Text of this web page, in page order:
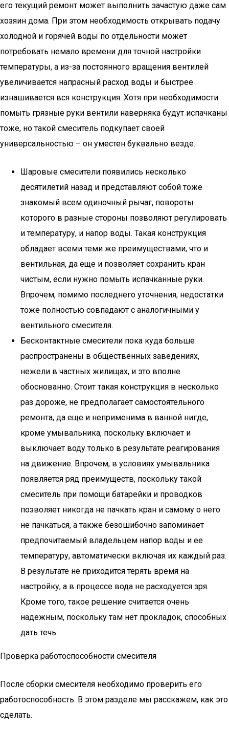
его текущий ремонт может выполнить зачастую даже сам
хозяин дома. При этом необходимость открывать подачу
холодной и горячей воды по отдельности может
потребовать немало времени для точной настройки
температуры, а из-за постоянного вращения вентилей
увеличивается напрасный расход воды и быстрее
изнашивается вся конструкция. Хотя при необходимости
помыть грязные руки вентили наверняка будут испачканы
тоже, но такой смеситель подкупает своей
универсальностью – он уместен буквально везде.
Шаровые смесители появились несколько
десятилетий назад и представляют собой тоже
знакомый всем одиночный рычаг, повороты
которого в разные стороны позволяют регулировать
и температуру, и напор воды. Такая конструкция
обладает всеми теми же преимуществами, что и
вентильная, да еще и позволяет сохранить кран
чистым, если нужно помыть испачканные руки.
Впрочем, помимо последнего уточнения, недостатки
тоже полностью совпадают с аналогичными у
вентильного смесителя.
Бесконтактные смесители пока куда больше
распространены в общественных заведениях,
нежели в частных жилищах, и это вполне
обоснованно. Стоит такая конструкция в несколько
раз дороже, не предполагает самостоятельного
ремонта, да еще и неприменима в ванной нигде,
кроме умывальника, поскольку включает и
выключает воду только в результате реагирования
на движение. Впрочем, в условиях умывальника
появляется ряд преимуществ, поскольку такой
смеситель при помощи батарейки и проводков
позволяет никогда не пачкать кран и самому о него
не пачкаться, а также безошибочно запоминает
предпочитаемый владельцем напор воды и ее
температуру, автоматически включая их каждый раз.
В результате не приходится терять время на
настройку, а в процессе вода не расходуется зря.
Кроме того, такое решение считается очень
надежным, поскольку там нет прокладок, способных
дать течь.
Проверка работоспособности смесителя
После сборки смесителя необходимо проверить его
работоспособность. В этом разделе мы расскажем, как это
сделать.